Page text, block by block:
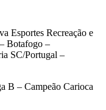
Esportes Recreação e
Botafogo –
SC/Portugal –
B – Campeão Carioca